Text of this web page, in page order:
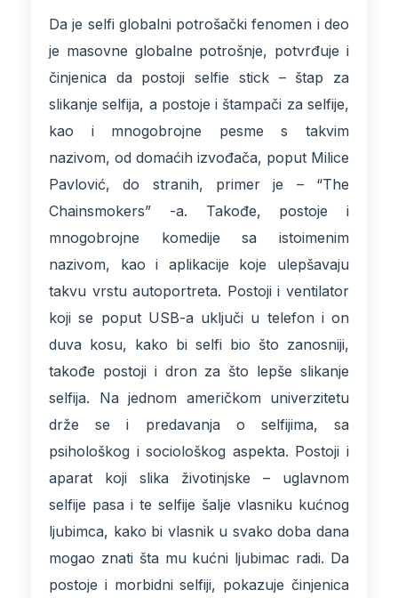
Da je selfi globalni potrošački fenomen i deo
je masovne globalne potrošnje, potvrđuje i
činjenica da postoji selfie stick – štap za
slikanje selfija, a postoje i štampači za selfije,
kao i mnogobrojne pesme s takvim
nazivom, od domaćih izvođača, poput Milice
Pavlović, do stranih, primer je – “The
Chainsmokers” -a. Takođe, postoje i
mnogobrojne komedije sa istoimenim
nazivom, kao i aplikacije koje ulepšavaju
takvu vrstu autoportreta. Postoji i ventilator
koji se poput USB-a uključi u telefon i on
duva kosu, kako bi selfi bio što zanosniji,
takođe postoji i dron za što lepše slikanje
selfija. Na jednom američkom univerzitetu
drže se i predavanja o selfijima, sa
psihološkog i sociološkog aspekta. Postoji i
aparat koji slika životinjske – uglavnom
selfije pasa i te selfije šalje vlasniku kućnog
ljubimca, kako bi vlasnik u svako doba dana
mogao znati šta mu kućni ljubimac radi. Da
postoje i morbidni selfiji, pokazuje činjenica